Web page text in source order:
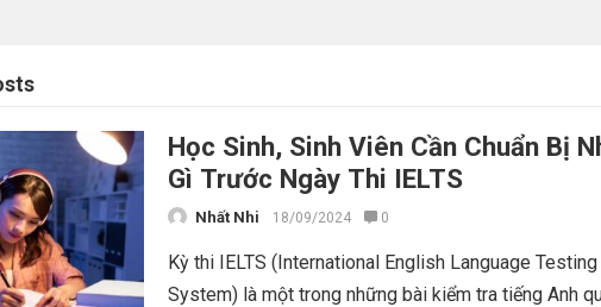
Học Sinh, Sinh Viên Cần Chuẩn Bị
Gì Trước Ngày Thi IELTS
Nhất Nhi 18/09/2024 0
Kỳ thi IELTS (International English Language Testing
System) là một trong những bài kiểm tra tiếng Anh